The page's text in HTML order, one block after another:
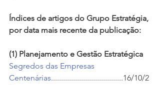
Índices de artigos do Grupo Estratégia,
por data mais recente da publicação:
(1) Planejamento e Gestão Estratégica
Segredos das Empresas
Centenárias....................................16/10/2